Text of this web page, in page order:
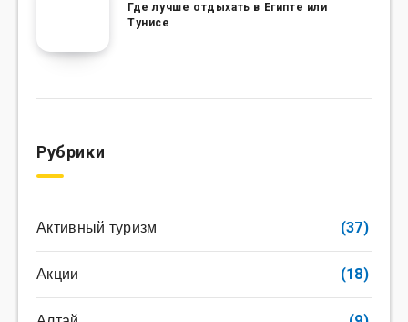
Где лучше отдыхать в Египте или
Тунисе
Рубрики
Активный туризм (37)
Акции (18)